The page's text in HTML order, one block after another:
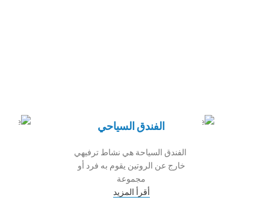
الفندق السياحي
الفندق السياحة هي نشاط ترفيهي
خارج عن الروتين يقوم به فرد أو
مجموعة
أقرأ المزيد